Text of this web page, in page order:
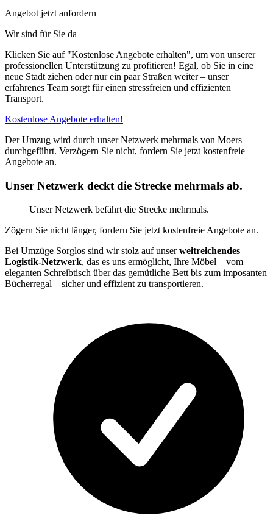
Angebot jetzt anfordern
Wir sind für Sie da
Klicken Sie auf "Kostenlose Angebote erhalten", um von unserer
professionellen Unterstützung zu profitieren! Egal, ob Sie in eine
neue Stadt ziehen oder nur ein paar Straßen weiter – unser
erfahrenes Team sorgt für einen stressfreien und effizienten
Transport.
Kostenlose Angebote erhalten!
Der Umzug wird durch unser Netzwerk mehrmals von Moers
durchgeführt. Verzögern Sie nicht, fordern Sie jetzt kostenfreie
Angebote an.
Unser Netzwerk deckt die Strecke mehrmals ab.
Unser Netzwerk befährt die Strecke mehrmals.
Zögern Sie nicht länger, fordern Sie jetzt kostenfreie Angebote an.
Bei Umzüge Sorglos sind wir stolz auf unserweitreichendes
Logistik-Netzwerk, das es uns ermöglicht, Ihre Möbel – vom
eleganten Schreibtisch über das gemütliche Bett bis zum imposanten
Bücherregal – sicher und effizient zu transportieren.